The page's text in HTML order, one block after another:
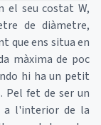
el seu costat W,
de diàmetre,
que ens situa en
màxima de poc
hi ha un petit
Pel fet de ser un
a l'interior de la